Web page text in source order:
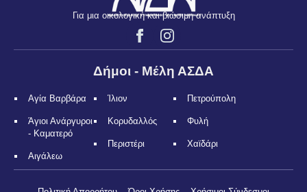
Για μια οικολογική και βιώσιμη ανάπτυξη
Δήμοι - Μέλη ΑΣΔΑ
Αγία Βαρβάρα
Άγιοι Ανάργυροι
- Καματερό
Αιγάλεω
Ίλιον
Κορυδαλλός
Περιστέρι
Πετρούπολη
Φυλή
Χαϊδάρι